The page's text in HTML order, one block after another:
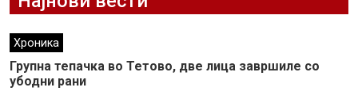
Хроника
Групна тепачка во Тетово, две лица завршиле со
убодни рани